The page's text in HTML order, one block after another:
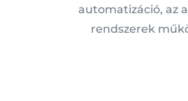
automatizáció, az
rendszerek